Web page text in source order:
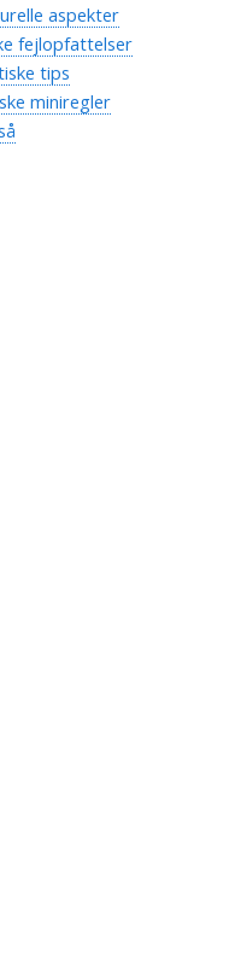
aspekter
fejlopfattelser
tips
miniregler